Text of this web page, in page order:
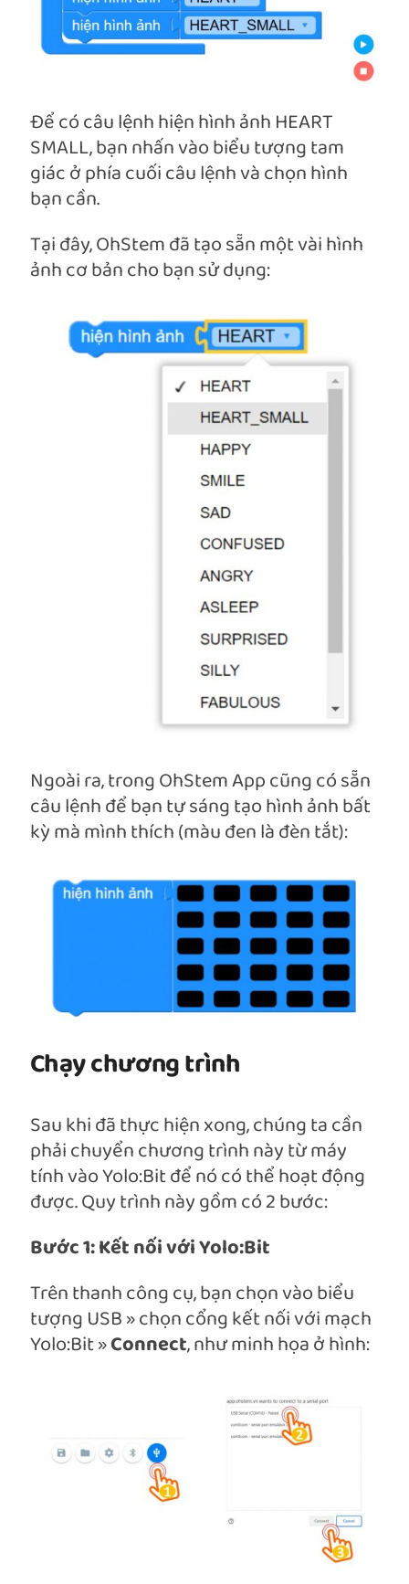
Để có câu lệnh hiện hình ảnh HEART
SMALL, bạn nhấn vào biểu tượng tam
giác ở phía cuối câu lệnh và chọn hình
bạn cần.
Tại đây, OhStem đã tạo sẵn một vài hình
ảnh cơ bản cho bạn sử dụng:
Ngoài ra, trong OhStem App cũng có sẵn
câu lệnh để bạn tự sáng tạo hình ảnh bất
kỳ mà mình thích (màu đen là đèn tắt):
Chạy chương trình
Sau khi đã thực hiện xong, chúng ta cần
phải chuyển chương trình này từ máy
tính vào Yolo:Bit để nó có thể hoạt động
được. Quy trình này gồm có 2 bước:
Bước 1: Kết nối với Yolo:Bit
Trên thanh công cụ, bạn chọn vào biểu
tượng USB » chọn cổng kết nối với mạch
Yolo:Bit »Connect, như minh họa ở hình: